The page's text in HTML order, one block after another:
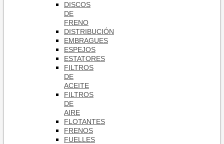
DISCOS
DE
FRENO
DISTRIBUCIÓN
EMBRAGUES
ESPEJOS
ESTATORES
FILTROS
DE
ACEITE
FILTROS
DE
AIRE
FLOTANTES
FRENOS
FUELLES